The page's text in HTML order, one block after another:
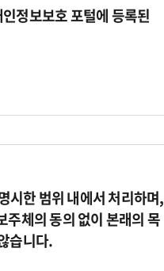
정보보호 포털에 등록된
시한 범위 내에서 처리하며,
체의 동의 없이 본래의 목
습니다.